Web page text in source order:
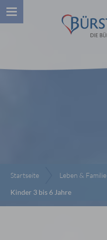
Startseite Leben & Familie
Kinder 3 bis 6 Jahre